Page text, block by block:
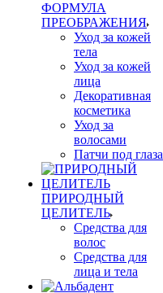
ФОРМУЛА
ПРЕОБРАЖЕНИЯ
Уход за кожей
тела
Уход за кожей
лица
Декоративная
косметика
Уход за
волосами
Патчи под глаза
ПРИРОДНЫЙ
ЦЕЛИТЕЛЬ
Средства для
волос
Средства для
лица и тела